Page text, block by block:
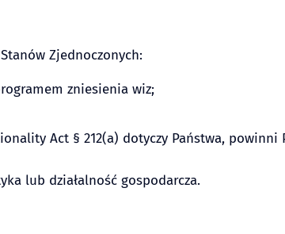
Zjednoczonych:
zniesienia wiz;
Act § 212(a) dotyczy Państwa, powinni
lub działalność gospodarcza.